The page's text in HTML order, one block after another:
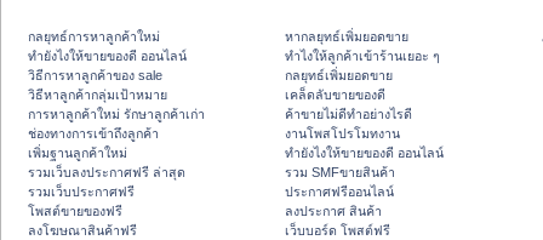
กลยุทธ์การหาลูกค้าใหม่
ทํายังไงให้ขายของดี ออนไลน์
วิธีการหาลูกค้าของ sale
วิธีหาลูกค้ากลุ่มเป้าหมาย
การหาลูกค้าใหม่ รักษาลูกค้าเก่า
ช่องทางการเข้าถึงลูกค้า
เพิ่มฐานลูกค้าใหม่
รวมเว็บลงประกาศฟรี ล่าสุด
รวมเว็บประกาศฟรี
โพสต์ขายของฟรี
ลงโฆษณาสินค้าฟรี
หากลยุทธ์เพิ่มยอดขาย
ทําไงให้ลูกค้าเข้าร้านเยอะ ๆ
กลยุทธ์เพิ่มยอดขาย
เคล็ดลับขายของดี
ค้าขายไม่ดีทำอย่างไรดี
งานโพสโปรโมทงาน
ทํายังไงให้ขายของดี ออนไลน์
รวม SMFขายสินค้า
ประกาศฟรีออนไลน์
ลงประกาศ สินค้า
เว็บบอร์ด โพสต์ฟรี